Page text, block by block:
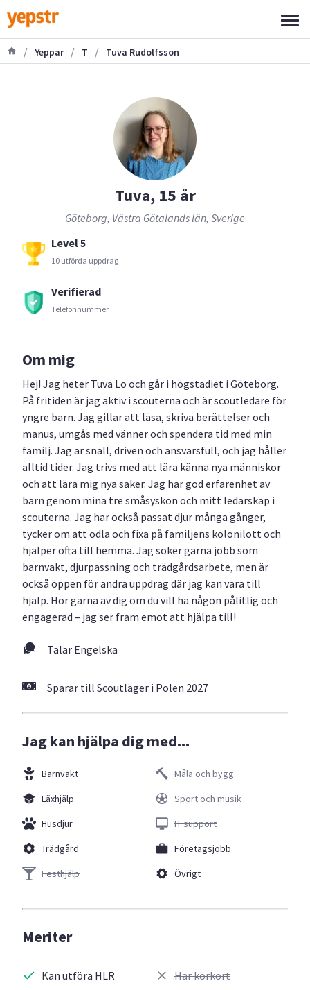
/ Yeppar / T / Tuva Rudolfsson
Tuva, 15 år
Göteborg, Västra Götalands län, Sverige
Level 5
10 utförda uppdrag
Verifierad
Telefonnummer
Om mig
Hej! Jag heter Tuva Lo och går i högstadiet i Göteborg.
På fritiden är jag aktiv i scouterna och är scoutledare för
yngre barn. Jag gillar att läsa, skriva berättelser och
manus, umgås med vänner och spendera tid med min
familj. Jag är snäll, driven och ansvarsfull, och jag håller
alltid tider. Jag trivs med att lära känna nya människor
och att lära mig nya saker. Jag har god erfarenhet av
barn genom mina tre småsyskon och mitt ledarskap i
scouterna. Jag har också passat djur många gånger,
tycker om att odla och fixa på familjens kolonilott och
hjälper ofta till hemma. Jag söker gärna jobb som
barnvakt, djurpassning och trädgårdsarbete, men är
också öppen för andra uppdrag där jag kan vara till
hjälp. Hör gärna av dig om du vill ha någon pålitlig och
engagerad – jag ser fram emot att hjälpa till!
Talar Engelska
Sparar till Scoutläger i Polen 2027
Jag kan hjälpa dig med...
Barnvakt
Läxhjälp
Husdjur
Trädgård
Festhjälp
Måla och bygg
Sport och musik
IT support
Företagsjobb
Övrigt
Meriter
Kan utföra HLR Har körkort